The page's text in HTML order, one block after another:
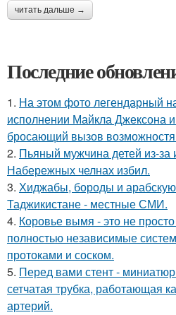
читать дальше →
Последние
1. На этом фото легендарный
исполнении Майкла Джексона
бросающий вызов
2. Пьяный мужчина детей из-за
Набережных челнах избил.
3. Хиджабы, бороды и
Таджикистане - местные СМИ.
4. Коровье вымя - это не
полностью независимые
протоками и соском.
5. Перед вами стент -
сетчатая трубка, работающая
артерий.